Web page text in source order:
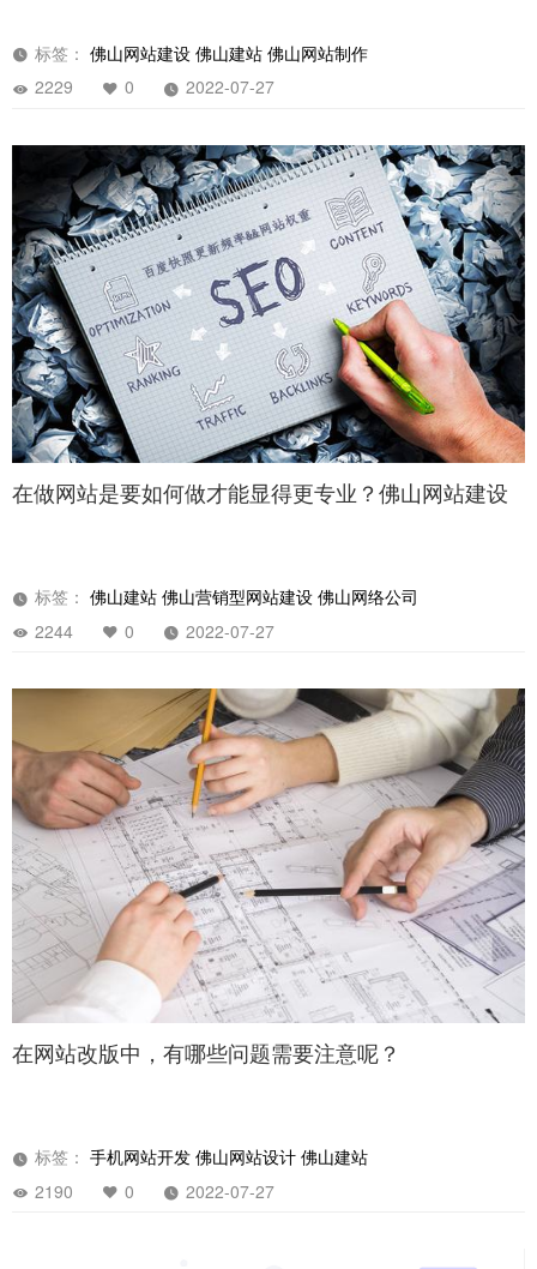
标签： 佛山网站建设 佛山建站 佛山网站制作
2229
0 2022-07-27
在做网站是要如何做才能显得更专业？佛山网站建设
标签： 佛山建站 佛山营销型网站建设 佛山网络公司
2244
0 2022-07-27
在网站改版中，有哪些问题需要注意呢？
标签： 手机网站开发 佛山网站设计 佛山建站
2190
0 2022-07-27